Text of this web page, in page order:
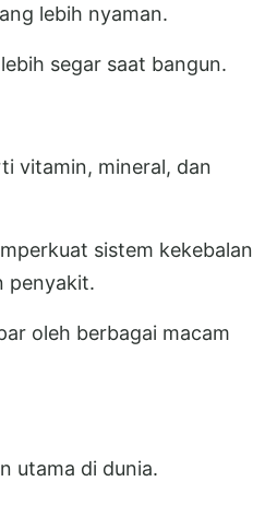
lebih nyaman.
segar saat bangun.
vitamin, mineral, dan
sistem kekebalan
penyakit.
oleh berbagai macam
utama di dunia.